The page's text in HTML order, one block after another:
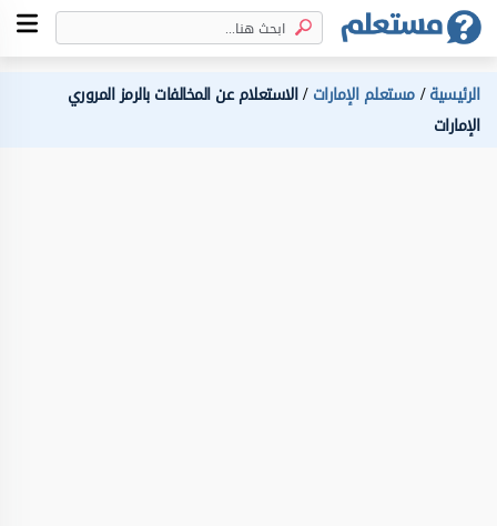
الرئيسية مستعلم الإمارات الاستعلام عن المخالفات بالرمز المروري
الإمارات